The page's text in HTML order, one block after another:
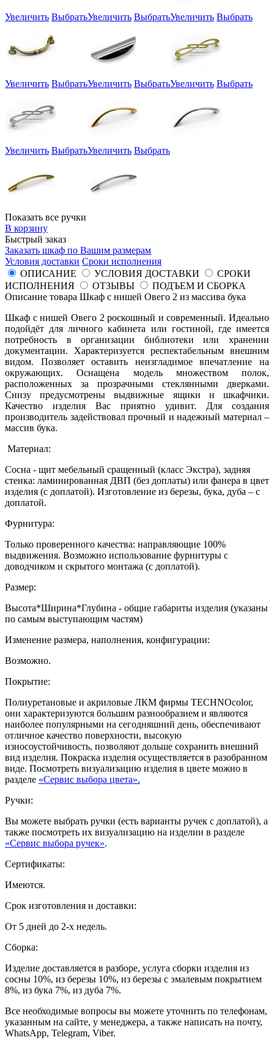
Увеличить ВыбратьУвеличить ВыбратьУвеличить Выбрать
Увеличить ВыбратьУвеличить ВыбратьУвеличить Выбрать
Увеличить ВыбратьУвеличить Выбрать
Показать все ручки
В корзину
Быстрый заказ
Заказать шкаф по Вашим размерам
Условия доставки Сроки исполнения
ОПИСАНИЕ
УСЛОВИЯ ДОСТАВКИ
СРОКИ
ИСПОЛНЕНИЯ
ОТЗЫВЫ
ПОДЪЕМ И СБОРКА
Описание товара Шкаф с нишей Овего 2 из массива бука
Шкаф с нишей Овего 2 роскошный и современный. Идеально
подойдёт для личного кабинета или гостиной, где имеется
потребность в организации библиотеки или хранении
документации. Характеризуется респектабельным внешним
видом. Позволяет оставить неизгладимое впечатление на
окружающих. Оснащена модель множеством полок,
расположенных за прозрачными стеклянными дверками.
Снизу предусмотрены выдвижные ящики и шкафчики.
Качество изделия Вас приятно удивит. Для создания
производитель задействовал прочный и надежный материал –
массив бука.
Материал:
Сосна - щит мебельный сращенный (класс Экстра), задняя
стенка: ламинированная ДВП (без доплаты) или фанера в цвет
изделия (с доплатой). Изготовление из березы, бука, дуба – с
доплатой.
Фурнитура:
Только проверенного качества: направляющие 100%
выдвижения. Возможно использование фурнитуры с
доводчиком и скрытого монтажа (с доплатой).
Размер:
Высота*Ширина*Глубина - общие габариты изделия (указаны
по самым выступающим частям)
Изменение размера, наполнения, конфигурации:
Возможно.
Покрытие:
Полиуретановые и акриловые ЛКМ фирмы TECHNOcolor,
они характеризуются большим разнообразием и являются
наиболее популярными на сегодняшний день, обеспечивают
отличное качество поверхности, высокую
износоустойчивость, позволяют дольше сохранить внешний
вид изделия. Покраска изделия осуществляется в разобранном
виде. Посмотреть визуализацию изделия в цвете можно в
разделе «Сервис выбора цвета».
Ручки:
Вы можете выбрать ручки (есть варианты ручек с доплатой), а
также посмотреть их визуализацию на изделии в разделе
«Сервис выбора ручек».
Сертификаты:
Имеются.
Срок изготовления и доставки:
От 5 дней до 2-х недель.
Сборка:
Изделие доставляется в разборе, услуга сборки изделия из
сосны 10%, из березы 10%, из березы с эмалевым покрытием
8%, из бука 7%, из дуба 7%.
Все необходимые вопросы вы можете уточнить по телефонам,
указанным на сайте, у менеджера, а также написать на почту,
WhatsApp, Telegram, Viber.